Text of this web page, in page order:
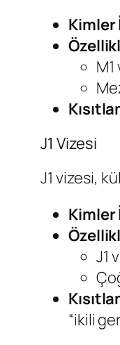
J1 Vizesi
J1 vizesi,
Kimler
J1
“ikili